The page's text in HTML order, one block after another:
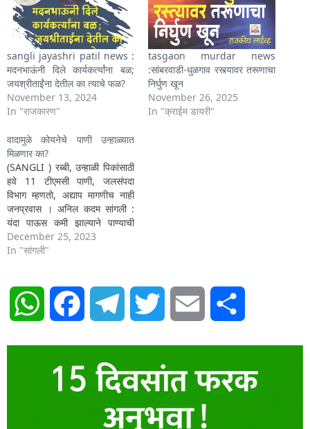
sangli jayashri patil news :
मदनभाऊंनी दिले कार्यकर्त्यांना बळ;
जयश्रीताईंना देतील का त्याचे फळ?
November 13, 2024
In "राजकारण"
tasgaon murdar news
:सांबरवाडी-धुळगाव रस्त्यावर तरूणाचा
निर्घुण खून
November 26, 2025
In "क्राईम डायरी"
वादामुळे कोयनेचे पाणी उन्हाळ्यात
मिळणार का?
(SANGLI ) रब्बी, उन्हाळी पिकांसाठी
हवे 11 टीएमसी पाणी, जलसंपदा
विभाग म्हणतो, अद्याप मागणीच नाही
जनप्रवास । अनिल कदम सांगली :
यंदा पाऊस कमी झाल्याने पाण्याची
टंचाई निर्माण झाली आहे. त्यामुळे टेंभू
उपसा सिंचन योजनेचे रब्बीचे आवर्तन
होते. रब्बी हंगापरंतू अद्यापही…
December 25, 2023
In "सांगली"
WhatsAppFacebook Telegram Twitter Email